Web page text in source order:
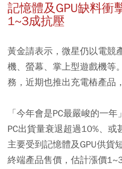
記憶體及GPU缺料衝
1~3成抗壓
黃金請表示，微星仍以電競
機、螢幕、掌上型遊戲機等
務，近期也推出充電樁產品
「今年會是PC最嚴峻的一
PC出貨量衰退超過10%、或
主要受到記憶體及GPU供貨
終端產品售價，估計漲價